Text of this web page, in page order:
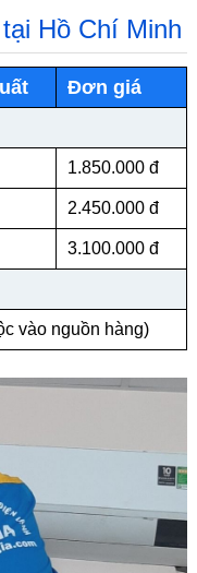
Hồ Chí Minh
Đơn giá
1.850.000 đ
2.450.000 đ
3.100.000 đ
vào nguồn hàng)